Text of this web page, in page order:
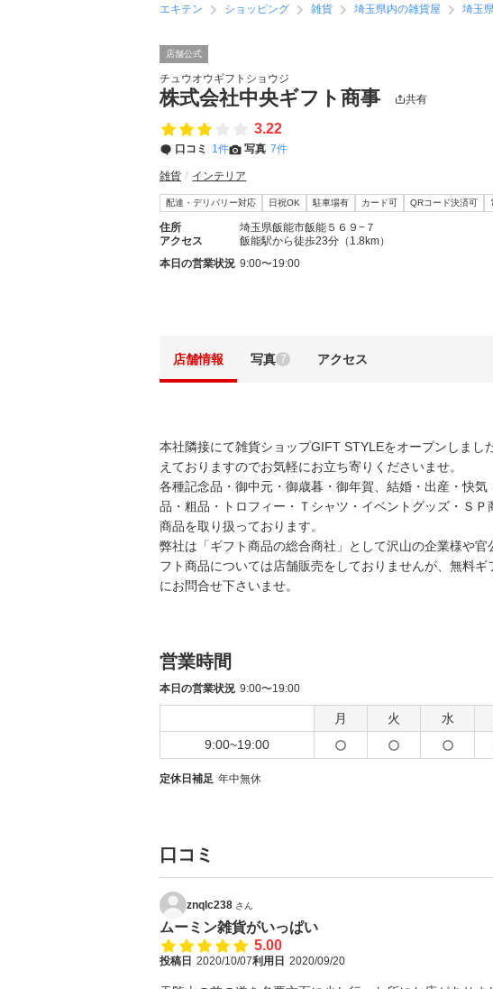
エキテン ショッピング 雑貨 埼玉県内の雑貨屋 埼玉
店舗公式
チュウオウギフトショウジ
株式会社中央ギフト商事 共有
3.22
口コミ 1件 写真 7件
雑貨 インテリア
配達・デリバリー対応 日祝OK 駐車場有 カード可 QRコード決済可
住所
埼玉県飯能市飯能５６９−７
アクセス
飯能駅から徒歩23分（1.8km）
本日の営業状況 9:00〜19:00
店舗情報 写真 7 アクセス
本社隣接にて雑貨ショップGIFT STYLEをオープンしまし
えておりますのでお気軽にお立ち寄りくださいませ。
各種記念品・御中元・御歳暮・御年賀、結婚・出産・快
品・粗品・トロフィー・Ｔシャツ・イベントグッズ・Ｓ
商品を取り扱っております。
弊社は「ギフト商品の総合商社」として沢山の企業様や
フト商品については店舗販売をしておりませんが、無料
にお問合せ下さいませ。
営業時間
本日の営業状況 9:00〜19:00
月 火 水
9:00~19:00
定休日補足 年中無休
口コミ
znqlc238 さん
ムーミン雑貨がいっぱい
5.00
投稿日 2020/10/07利用日 2020/09/20